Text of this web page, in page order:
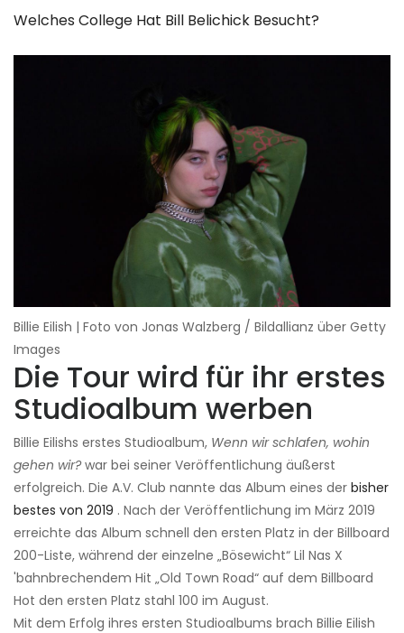
Welches College Hat Bill Belichick Besucht?
Billie Eilish | Foto von Jonas Walzberg / Bildallianz über Getty
Images
Die Tour wird für ihr erstes
Studioalbum werben
Billie Eilishs erstes Studioalbum, Wenn wir schlafen, wohin
gehen wir?war bei seiner Veröffentlichung äußerst
erfolgreich. Die A.V. Club nannte das Album eines der bisher
bestes von 2019 . Nach der Veröffentlichung im März 2019
erreichte das Album schnell den ersten Platz in der Billboard
200-Liste, während der einzelne „Bösewicht“ Lil Nas X
'bahnbrechendem Hit „Old Town Road“ auf dem Billboard
Hot den ersten Platz stahl 100 im August.
Mit dem Erfolg ihres ersten Studioalbums brach Billie Eilish